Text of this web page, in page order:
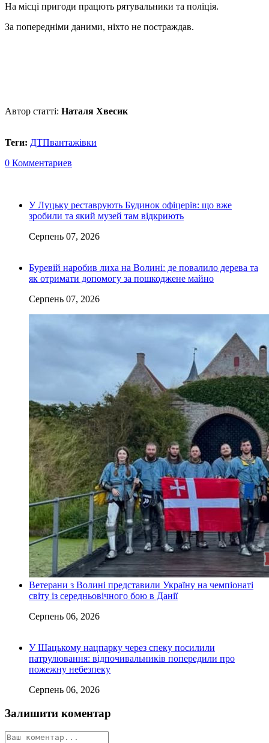
На місці пригоди працють рятувальники та поліція.
За попередніми даними, ніхто не постраждав.
Автор статті: Наталя Хвесик
Теги: ДТПвантажівки
0 Комментариев
У Луцьку реставрують Будинок офіцерів: що вже
зробили та який музей там відкриють
Серпень 07, 2026
Буревій наробив лиха на Волині: де повалило дерева та
як отримати допомогу за пошкоджене майно
Серпень 07, 2026
Ветерани з Волині представили Україну на чемпіонаті
світу із середньовічного бою в Данії
Серпень 06, 2026
У Шацькому нацпарку через спеку посилили
патрулювання: відпочивальників попередили про
пожежну небезпеку
Серпень 06, 2026
Залишити коментар